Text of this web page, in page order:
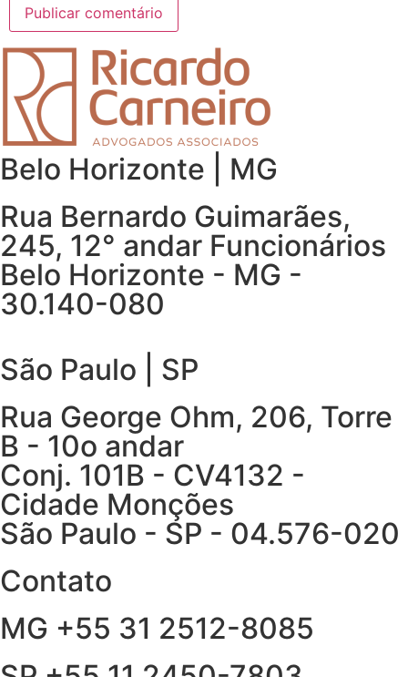
Belo Horizonte | MG
Rua Bernardo Guimarães,
245, 12° andar Funcionários
Belo Horizonte - MG -
30.140-080
São Paulo | SP
Rua George Ohm, 206, Torre
B - 10o andar
Conj. 101B - CV4132 -
Cidade Monções
São Paulo - SP - 04.576-020
Contato
MG +55 31 2512-8085